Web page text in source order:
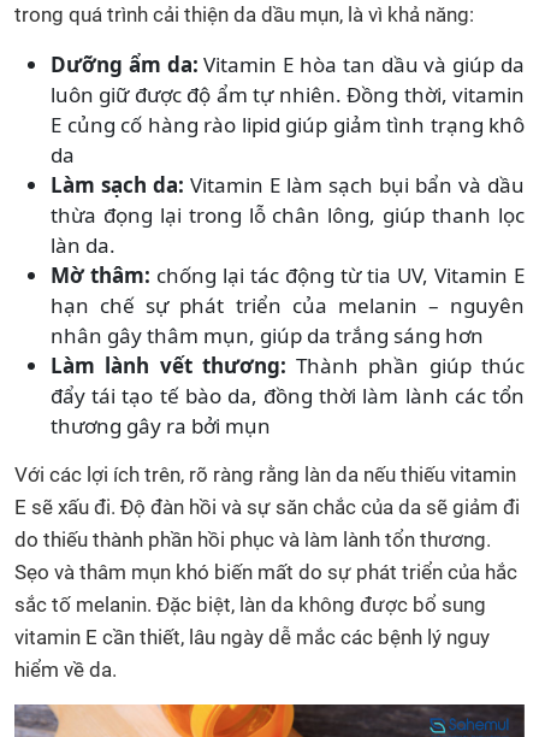
trong quá trình cải thiện da dầu mụn, là vì khả năng:
Dưỡng ẩm da: Vitamin E hòa tan dầu và giúp da
luôn giữ được độ ẩm tự nhiên. Đồng thời, vitamin
E củng cố hàng rào lipid giúp giảm tình trạng khô
da
Làm sạch da: Vitamin E làm sạch bụi bẩn và dầu
thừa đọng lại trong lỗ chân lông, giúp thanh lọc
làn da.
Mờ thâm: chống lại tác động từ tia UV, Vitamin E
hạn chế sự phát triển của melanin – nguyên
nhân gây thâm mụn, giúp da trắng sáng hơn
Làm lành vết thương: Thành phần giúp thúc
đẩy tái tạo tế bào da, đồng thời làm lành các tổn
thương gây ra bởi mụn
Với các lợi ích trên, rõ ràng rằng làn da nếu thiếu vitamin
E sẽ xấu đi. Độ đàn hồi và sự săn chắc của da sẽ giảm đi
do thiếu thành phần hồi phục và làm lành tổn thương.
Sẹo và thâm mụn khó biến mất do sự phát triển của hắc
sắc tố melanin. Đặc biệt, làn da không được bổ sung
vitamin E cần thiết, lâu ngày dễ mắc các bệnh lý nguy
hiểm về da.